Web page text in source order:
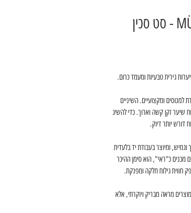
MÜHLE TRADITIONAL S 091 M 41 BLACK - סט סכין
למנוסים ומקצועיים. השיניים
שיער זקן קשה וארוך. כדי להשיג
דורש יותר דיוק.
ומיוצר בעבודת יד בלעדית
כ"ראי", הוא סימן ההיכר
גילוח חלקה ומפנקת.
מראה מבריק ויוקרתי, אלא